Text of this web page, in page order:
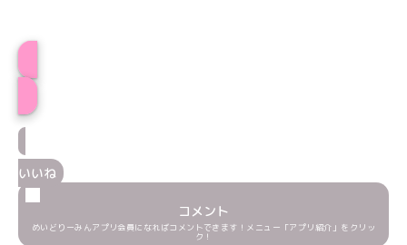
いいね
コメント
めいどりーみんアプリ会員になればコメントできます！メニュー「アプリ紹介」をクリッ
ク！